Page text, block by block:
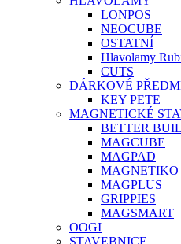
LONPOS
NEOCUBE
OSTATNÍ
Hlavolamy
CUTS
DÁRKOVÉ
KEY PETE
MAGNETICKÉ
BETTER
MAGCUBE
MAGPAD
MAGNETIKO
MAGPLUS
GRIPPIES
MAGSMART
OOGI
STAVEBNICE